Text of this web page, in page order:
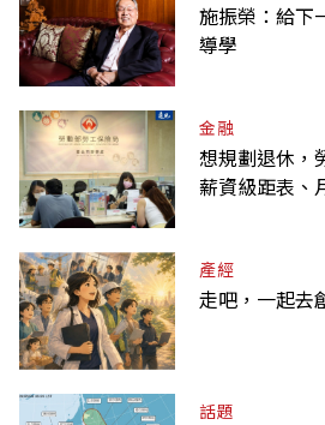
施振榮：給下
導學
金融
想規劃退休，
薪資級距表、
產經
走吧，一起去
話題